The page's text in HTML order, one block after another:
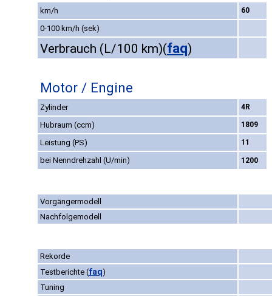
km/h 60
0-100 km/h (sek)
Verbrauch (L/100 km)(faq)
Motor / Engine
Zylinder 4R
Hubraum (ccm) 1809
Leistung (PS) 11
bei Nenndrehzahl (U/min) 1200
Vorgängermodell
Nachfolgemodell
Rekorde
Testberichte (faq)
Tuning